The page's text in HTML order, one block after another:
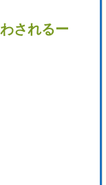
されるー